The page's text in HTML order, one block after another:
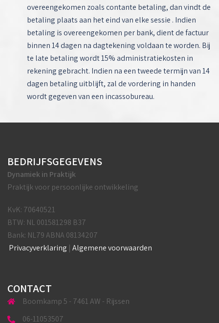
overeengekomen zoals contante betaling, dan vindt de
betaling plaats aan het eind van elke sessie . Indien
betaling is overeengekomen per bank, dient de factuur
binnen 14 dagen na dagtekening voldaan te worden. Bij
te late betaling wordt 15% administratiekosten in
rekening gebracht. Indien na een tweede termijn van 14
dagen betaling uitblijft, zal de vordering in handen
wordt gegeven van een incassobureau.
BEDRIJFSGEGEVENS
Dynamiek in Praktijk
Praktijk voor persoonlijke ontwikkeling
KvK: 70640521
BTW: NL 001581298 B37
Bank: NL79 ABNA 08134207
Privacyverklaring | Algemene voorwaarden
CONTACT
Boomkamp 5 - 7461 AW - Rijssen
06-11053507